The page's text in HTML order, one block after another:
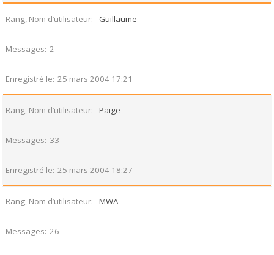
Rang, Nom d’utilisateur Guillaume
Messages 2
Enregistré le 25 mars 2004 17:21
Rang, Nom d’utilisateur Paige
Messages 33
Enregistré le 25 mars 2004 18:27
Rang, Nom d’utilisateur MWA
Messages 26